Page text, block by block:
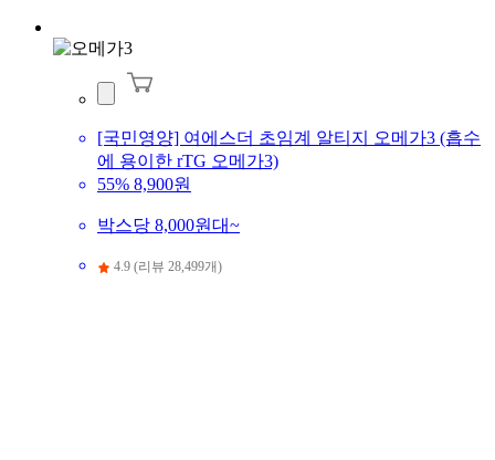
[국민영양] 여에스더 초임계 알티지 오메가3 (흡수
에 용이한 rTG 오메가3)
55% 8,900원
박스당 8,000원대~
4.9 (리뷰 28,499개)